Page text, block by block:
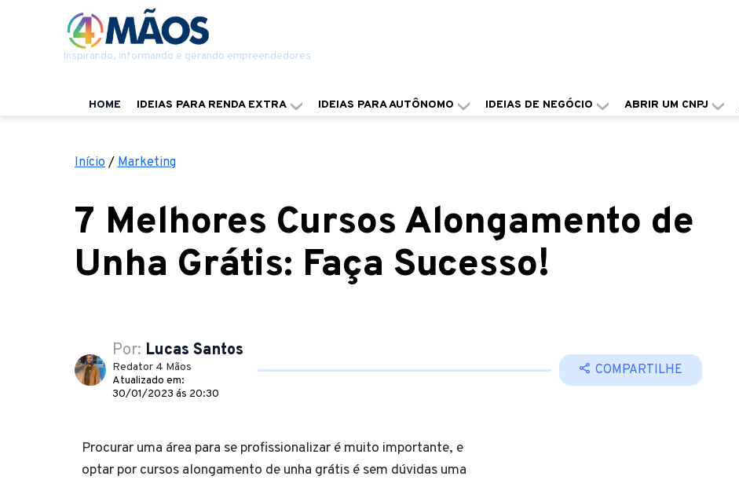
Inspirando, informando e gerando empreendedores
HOME IDEIAS PARA RENDA EXTRA IDEIAS PARA AUTÔNOMO IDEIAS DE NEGÓCIO ABRIR UM CNPJ
Início / Marketing
7 Melhores Cursos Alongamento de
Unha Grátis: Faça Sucesso!
Por: Lucas Santos
Redator 4 Mãos
Atualizado em:
30/01/2023 ás 20:30
COMPARTILHE
Procurar uma área para se profissionalizar é muito importante, e
optar por cursos alongamento de unha grátis é sem dúvidas uma